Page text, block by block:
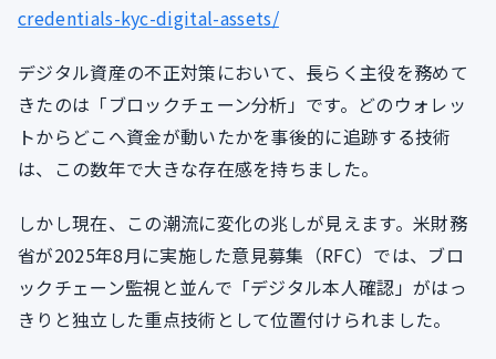
credentials-kyc-digital-assets/
デジタル資産の不正対策において、長らく主役を務めて
きたのは「ブロックチェーン分析」です。どのウォレッ
トからどこへ資金が動いたかを事後的に追跡する技術
は、この数年で大きな存在感を持ちました。
しかし現在、この潮流に変化の兆しが見えます。米財務
省が2025年8月に実施した意見募集（RFC）では、ブロ
ックチェーン監視と並んで「デジタル本人確認」がはっ
きりと独立した重点技術として位置付けられました。